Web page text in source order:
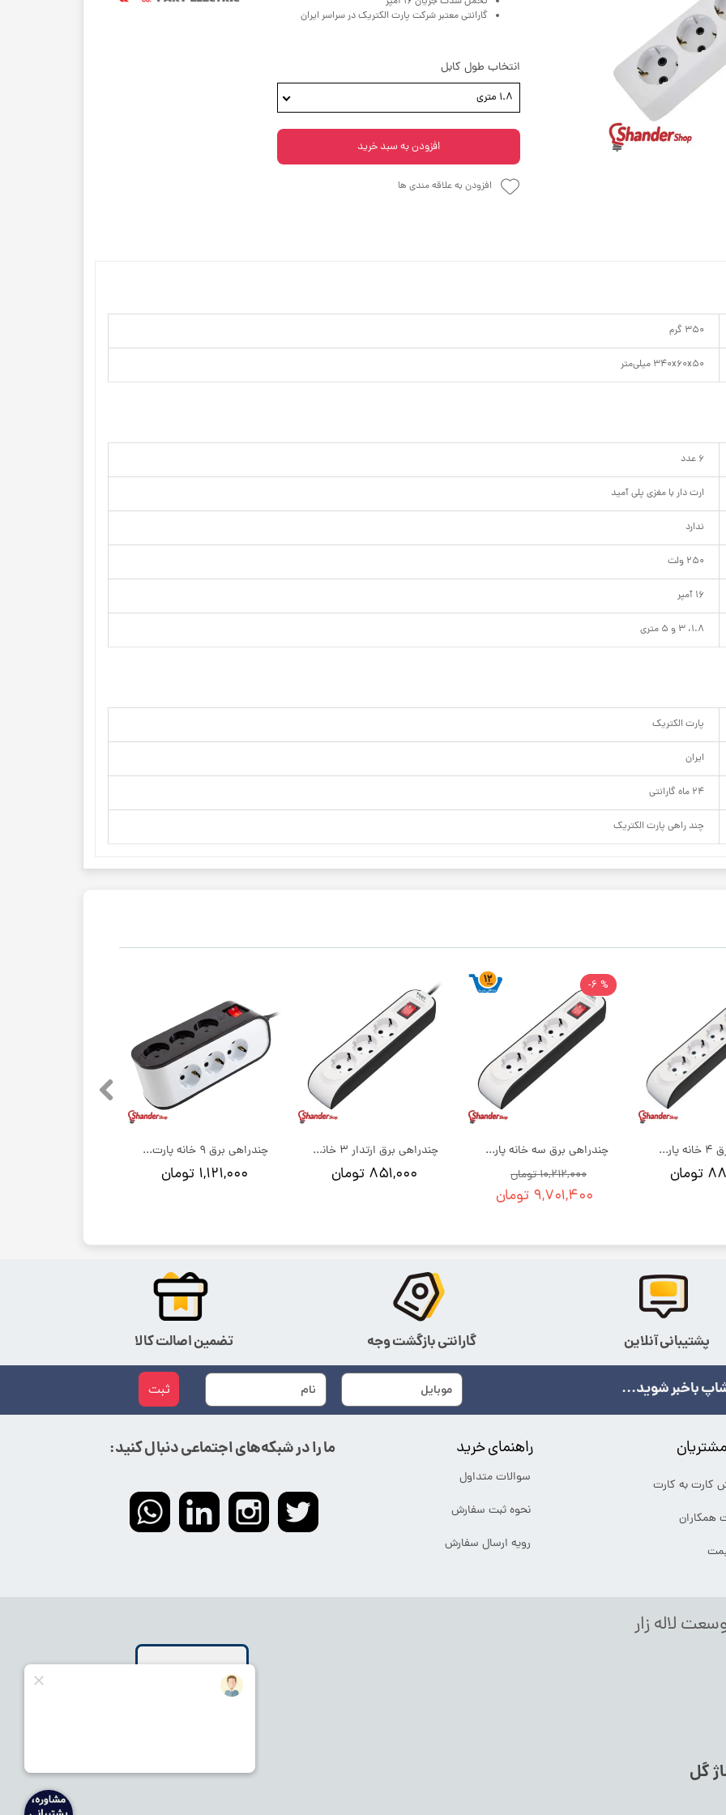
گارانتی معتبر شرکت پارت الکتریک در سراسر ایران
انتخاب طول کابل
1.8 متری
افزودن به سبد خرید
افزودن به علاقه مندی ها
350 گرم
340x60x50 میلی‌متر
6 عدد
ارت دار با مغزی پلی آمید
ندارد
250 ولت
16 آمپر
1.8، 3 و 5 متری
پارت الکتریک
ایران
24 ماه گارانتی
چند راهی پارت الکتریک
چندراهی برق 9 خانه پارت الکتریک مدل شهاب
۱,۱۲۱,۰۰۰ تومان
چندراهی برق ارتدار 3 خانه پارت الکتریک مدل پارت
۸۵۱,۰۰۰ تومان
چندراهی برق سه خانه پارت الکتریک مدل پارت | بسته 12 عددی
۱۰,۲۱۲,۰۰۰ تومان
۹,۷۰۱,۴۰۰ تومان
% 6-
چند راهی برق 4 خانه پارت الکتریک مدل پارت
لاله زار
گل
ما را در شبکه‌های اجتماعی دنبال کنید:
ثبت باخبر شوید...
کارت به کارت
همکاران
راهنمای خرید
سوالات متداول
نحوه ثبت سفارش
رویه ارسال سفارش
پشتیبانی آنلاین گارانتی بازگشت وجه تضمین اصالت کالا